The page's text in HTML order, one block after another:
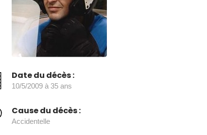
Date du décès :
10/5/2009 à 35 ans
Cause du décès :
Accidentelle